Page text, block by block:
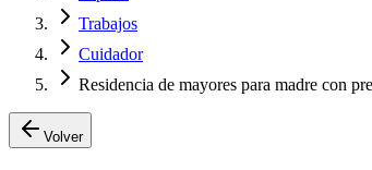
Trabajos
Cuidador
Residencia de mayores para madre con
Volver